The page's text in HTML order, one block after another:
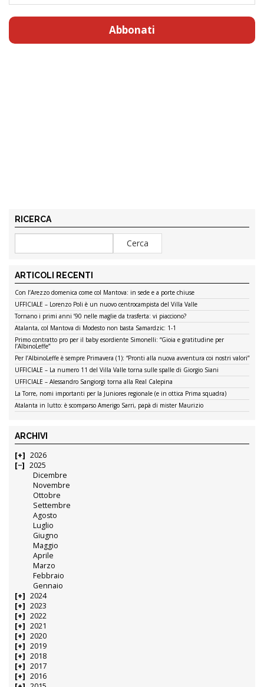
Abbonati
RICERCA
ARTICOLI RECENTI
Con l’Arezzo domenica come col Mantova: in sede e a porte chiuse
UFFICIALE – Lorenzo Poli è un nuovo centrocampista del Villa Valle
Tornano i primi anni ’90 nelle maglie da trasferta: vi piacciono?
Atalanta, col Mantova di Modesto non basta Samardzic: 1-1
Primo contratto pro per il baby esordiente Simonelli: “Gioia e gratitudine per
l’AlbinoLeffe”
Per l’AlbinoLeffe è sempre Primavera (1): “Pronti alla nuova avventura coi nostri valori”
UFFICIALE – La numero 11 del Villa Valle torna sulle spalle di Giorgio Siani
UFFICIALE – Alessandro Sangiorgi torna alla Real Calepina
La Torre, nomi importanti per la Juniores regionale (e in ottica Prima squadra)
Atalanta in lutto: è scomparso Amerigo Sarri, papà di mister Maurizio
ARCHIVI
2026
2025
Dicembre
Novembre
Ottobre
Settembre
Agosto
Luglio
Giugno
Maggio
Aprile
Marzo
Febbraio
Gennaio
2024
2023
2022
2021
2020
2019
2018
2017
2016